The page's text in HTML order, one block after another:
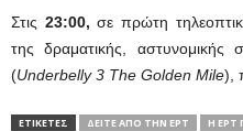
Στις 23:00, σε πρώτη
της δραματικής, αστυνομικής
(Underbelly 3 The Golden Mile),
ΕΤΙΚΕΤΕΣ ΔΕΊΤΕ ΑΠΌ ΤΗΝ ΕΡΤ Η ΕΡΤ